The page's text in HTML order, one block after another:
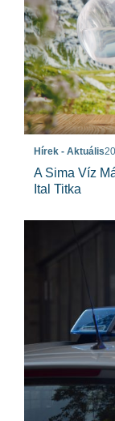
Hírek - Aktuális
A Sima Víz
Ital Titka